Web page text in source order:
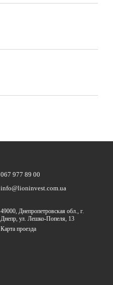
067 977 89 00
info@lioninvest.com.ua
49000, Днепропетровская обл., г.
Днепр, ул. Лешко-Попеля, 13
Карта проезда